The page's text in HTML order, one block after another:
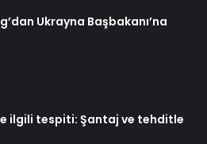
Ukrayna Başbakanı’na
ilgili tespiti: Şantaj ve tehditle